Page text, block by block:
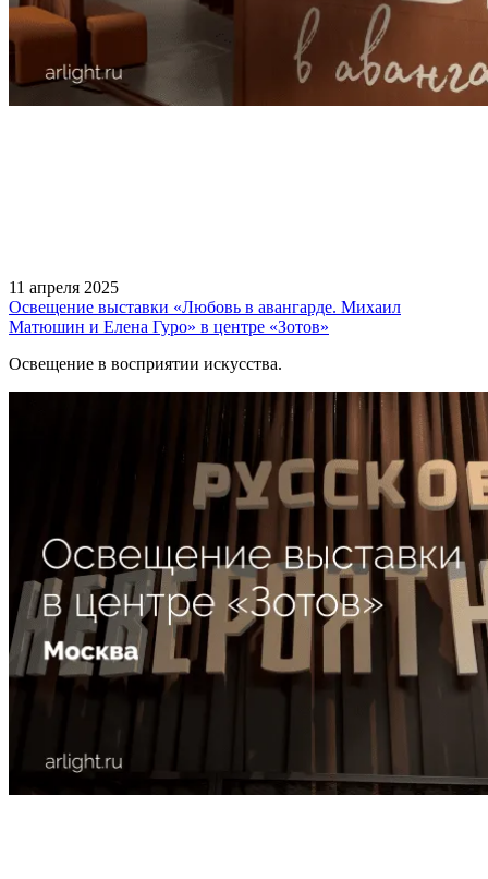
11 апреля 2025
Освещение выставки «Любовь в авангарде. Михаил
Матюшин и Елена Гуро» в центре «Зотов»
Освещение в восприятии искусства.